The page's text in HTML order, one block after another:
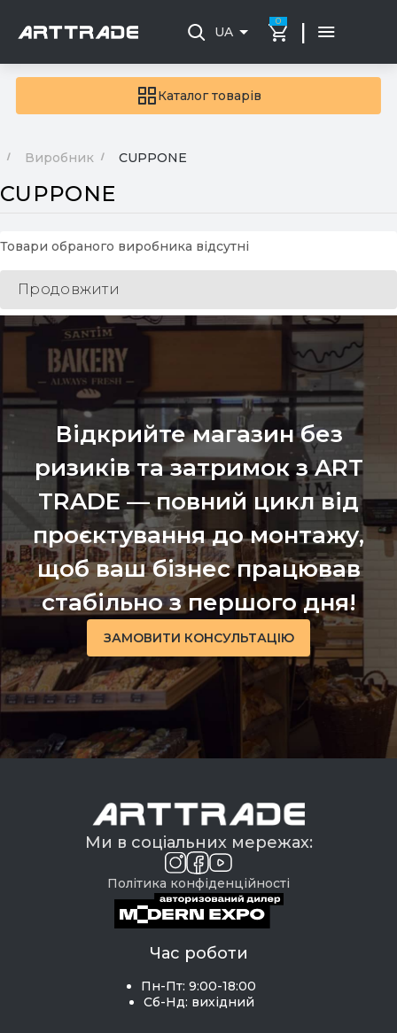
Каталог товарів
UA
0 |
Виробник CUPPONE
CUPPONE
Товари обраного виробника відсутні
Продовжити
Відкрийте магазин без
ризиків та затримок з ART
TRADE — повний цикл від
проєктування до монтажу,
щоб ваш бізнес працював
стабільно з першого дня!
ЗАМОВИТИ КОНСУЛЬТАЦІЮ
Ми в соціальних мережах:
Політика конфіденційності
Час роботи
Пн-Пт: 9:00-18:00
Сб-Нд: вихідний